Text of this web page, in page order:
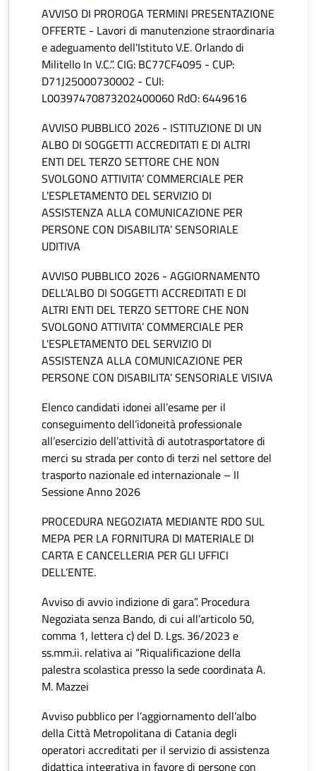
AVVISO DI PROROGA TERMINI PRESENTAZIONE
OFFERTE - Lavori di manutenzione straordinaria
e adeguamento dell'Istituto V.E. Orlando di
Militello In V.C.”. CIG: BC77CF4095 - CUP:
D71J25000730002 - CUI:
L00397470873202400060 RdO: 6449616
AVVISO PUBBLICO 2026 - ISTITUZIONE DI UN
ALBO DI SOGGETTI ACCREDITATI E DI ALTRI
ENTI DEL TERZO SETTORE CHE NON
SVOLGONO ATTIVITA’ COMMERCIALE PER
L'ESPLETAMENTO DEL SERVIZIO DI
ASSISTENZA ALLA COMUNICAZIONE PER
PERSONE CON DISABILITA’ SENSORIALE
UDITIVA
AVVISO PUBBLICO 2026 - AGGIORNAMENTO
DELL’ALBO DI SOGGETTI ACCREDITATI E DI
ALTRI ENTI DEL TERZO SETTORE CHE NON
SVOLGONO ATTIVITA’ COMMERCIALE PER
L'ESPLETAMENTO DEL SERVIZIO DI
ASSISTENZA ALLA COMUNICAZIONE PER
PERSONE CON DISABILITA’ SENSORIALE VISIVA
Elenco candidati idonei all’esame per il
conseguimento dell’idoneità professionale
all’esercizio dell’attività di autotrasportatore di
merci su strada per conto di terzi nel settore del
trasporto nazionale ed internazionale – II
Sessione Anno 2026
PROCEDURA NEGOZIATA MEDIANTE RDO SUL
MEPA PER LA FORNITURA DI MATERIALE DI
CARTA E CANCELLERIA PER GLI UFFICI
DELL’ENTE.
Avviso di avvio indizione di gara”. Procedura
Negoziata senza Bando, di cui all’articolo 50,
comma 1, lettera c) del D. Lgs. 36/2023 e
ss.mm.ii. relativa ai “Riqualificazione della
palestra scolastica presso la sede coordinata A.
M. Mazzei
Avviso pubblico per l’aggiornamento dell’albo
della Città Metropolitana di Catania degli
operatori accreditati per il servizio di assistenza
didattica integrativa in favore di persone con